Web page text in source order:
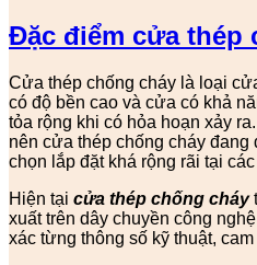
Đặc điểm cửa thép
Cửa thép chống cháy là loại
có độ bền cao và cửa có khả
tỏa rộng khi có hỏa hoạn xảy
nên cửa thép chống cháy
chọn lắp đặt khá rộng rãi tại
Hiện tại cửa thép chống cháy
xuất trên dây chuyền công
xác từng thông số kỹ thuật,